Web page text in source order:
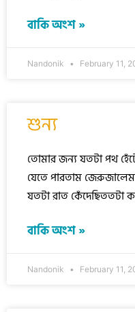
বাকি অংশ »
Nandonik February 11,
শুন্য
তোমার জন্য যতটা পথ
যেতে পারতাম
যতটা রাত কেঁদেছিততটা
বাকি অংশ »
Nandonik February 11,